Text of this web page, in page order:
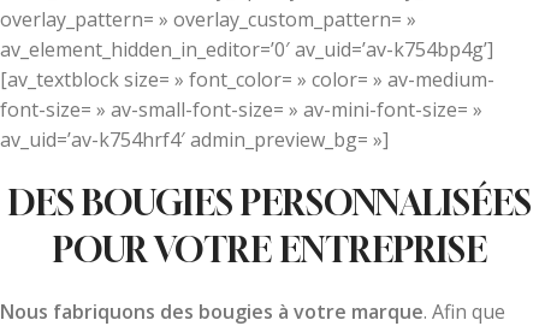
overlay_pattern= » overlay_custom_pattern= »
av_element_hidden_in_editor=’0′ av_uid=’av-k754bp4g’]
[av_textblock size= » font_color= » color= » av-medium-
font-size= » av-small-font-size= » av-mini-font-size= »
av_uid=’av-k754hrf4′ admin_preview_bg= »]
DES BOUGIES PERSONNALISÉES
POUR VOTRE ENTREPRISE
Nous fabriquons des bougies à votre marque. Afin que